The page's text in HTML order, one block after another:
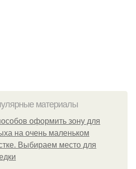
материалы
оформить зону для
на очень маленьком
Выбираем место для